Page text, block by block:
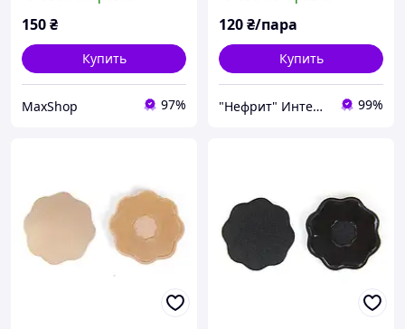
сникини, Наклейки на
бюстгальтера
150₴
Купить
MaxShop 97%
круг
120₴/пара
Купить
"Нефрит" Интернет-магазин 99%